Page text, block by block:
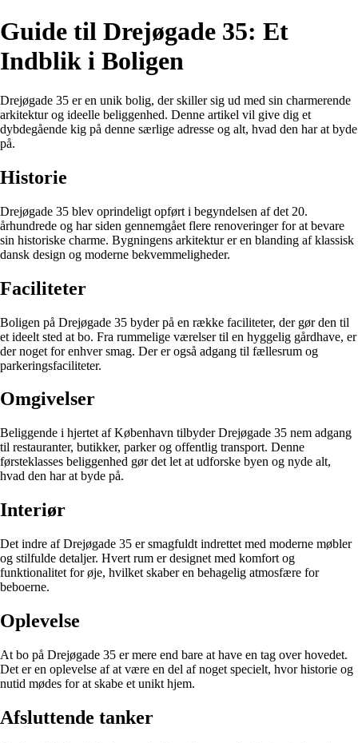
Guide til Drejøgade 35: Et
Indblik i Boligen
Drejøgade 35 er en unik bolig, der skiller sig ud med sin charmerende
arkitektur og ideelle beliggenhed. Denne artikel vil give dig et
dybdegående kig på denne særlige adresse og alt, hvad den har at byde
på.
Historie
Drejøgade 35 blev oprindeligt opført i begyndelsen af det 20.
århundrede og har siden gennemgået flere renoveringer for at bevare
sin historiske charme. Bygningens arkitektur er en blanding af klassisk
dansk design og moderne bekvemmeligheder.
Faciliteter
Boligen på Drejøgade 35 byder på en række faciliteter, der gør den til
et ideelt sted at bo. Fra rummelige værelser til en hyggelig gårdhave, er
der noget for enhver smag. Der er også adgang til fællesrum og
parkeringsfaciliteter.
Omgivelser
Beliggende i hjertet af København tilbyder Drejøgade 35 nem adgang
til restauranter, butikker, parker og offentlig transport. Denne
førsteklasses beliggenhed gør det let at udforske byen og nyde alt,
hvad den har at byde på.
Interiør
Det indre af Drejøgade 35 er smagfuldt indrettet med moderne møbler
og stilfulde detaljer. Hvert rum er designet med komfort og
funktionalitet for øje, hvilket skaber en behagelig atmosfære for
beboerne.
Oplevelse
At bo på Drejøgade 35 er mere end bare at have en tag over hovedet.
Det er en oplevelse af at være en del af noget specielt, hvor historie og
nutid mødes for at skabe et unikt hjem.
Afsluttende tanker